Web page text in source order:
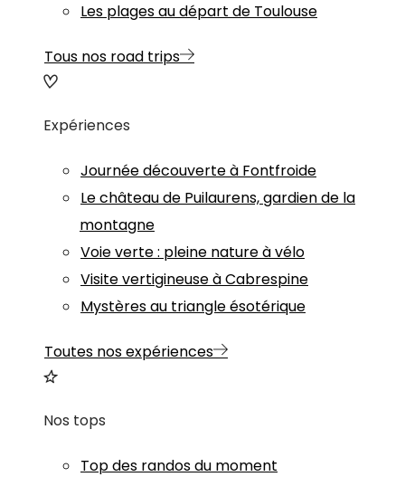
Les plages au départ de Toulouse
Tous nos road trips
Expériences
Journée découverte à Fontfroide
Le château de Puilaurens, gardien de la
montagne
Voie verte : pleine nature à vélo
Visite vertigineuse à Cabrespine
Mystères au triangle ésotérique
Toutes nos expériences
Nos tops
Top des randos du moment